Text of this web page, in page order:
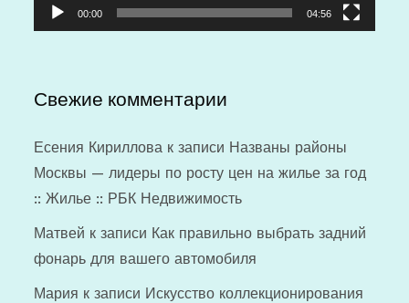
00:00 04:56
Свежие комментарии
Есения Кириллова к записи Названы районы
Москвы — лидеры по росту цен на жилье за год
:: Жилье :: РБК Недвижимость
Матвей к записи Как правильно выбрать задний
фонарь для вашего автомобиля
Мария к записи Искусство коллекционирования